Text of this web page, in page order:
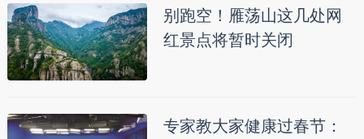
别跑空！雁荡山这几处网
红景点将暂时关闭
专家教大家健康过春节：